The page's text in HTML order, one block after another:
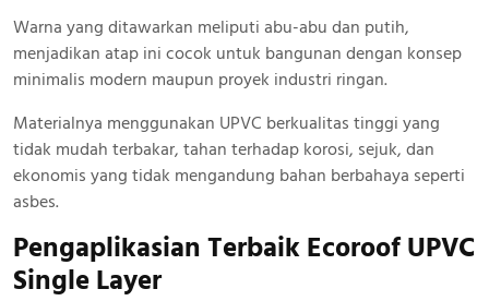
Warna yang ditawarkan meliputi abu-abu dan putih,
menjadikan atap ini cocok untuk bangunan dengan konsep
minimalis modern maupun proyek industri ringan.
Materialnya menggunakan UPVC berkualitas tinggi yang
tidak mudah terbakar, tahan terhadap korosi, sejuk, dan
ekonomis yang tidak mengandung bahan berbahaya seperti
asbes.
Pengaplikasian Terbaik Ecoroof UPVC
Single Layer